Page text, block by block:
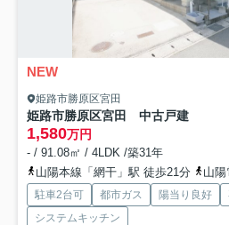
NEW
姫路市勝原区宮田
姫路市勝原区宮田 中古戸建
1,580万円
- / 91.08㎡ / 4LDK /築31年
山陽本線「網干」駅 徒歩21分
山陽
駐車2台可 都市ガス 陽当り良好
システムキッチン